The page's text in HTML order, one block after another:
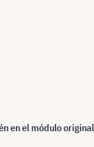
en el módulo